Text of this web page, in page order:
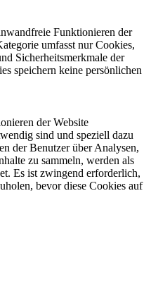
Funktionieren der
umfasst nur Cookies,
Sicherheitsmerkmale der
speichern keine persönlichen
der Website
sind und speziell dazu
der Benutzer über Analysen,
zu sammeln, werden als
Es ist zwingend erforderlich,
bevor diese Cookies auf